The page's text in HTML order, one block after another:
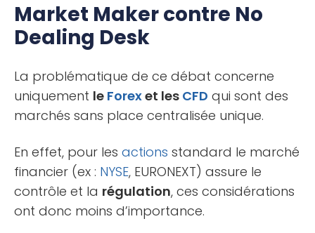
Market Maker contre No
Dealing Desk
La problématique de ce débat concerne
uniquement le Forexet les CFD qui sont des
marchés sans place centralisée unique.
En effet, pour les actions standard le marché
financier (ex : NYSE, EURONEXT) assure le
contrôle et la régulation, ces considérations
ont donc moins d’importance.